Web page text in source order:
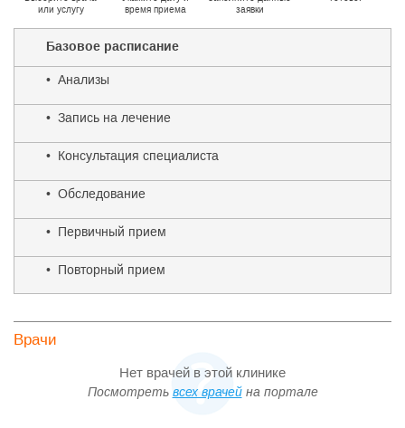
или услугу
время приема
заявки
Базовое расписание
• Анализы
• Запись на лечение
• Консультация специалиста
• Обследование
• Первичный прием
• Повторный прием
Врачи
Нет врачей в этой клинике
Посмотреть всех врачейна портале